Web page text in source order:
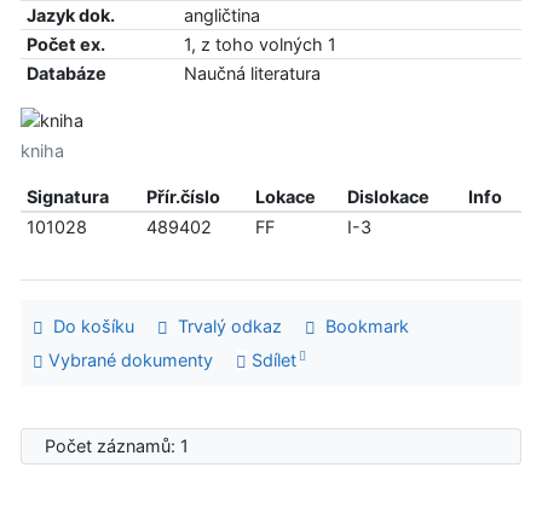
Jazyk dok.
angličtina
Počet ex.
1, z toho volných 1
Databáze
Naučná literatura
kniha
Signatura Přír.číslo Lokace Dislokace
Info
101028
489402 FF I-3
Do košíku Trvalý odkaz
Bookmark
Vybrané dokumenty
Sdílet
Počet záznamů: 1